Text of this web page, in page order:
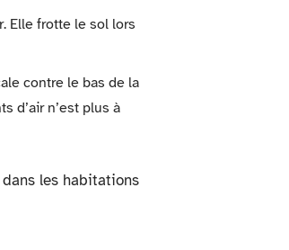
Elle frotte le sol lors
contre le bas de la
d’air n’est plus à
les habitations